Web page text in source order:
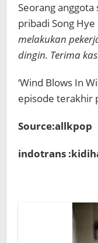
Seorang
pribadi Song
melakukan
dingin. Terima
‘Wind Blows In
episode terakhir
Source:allkpop
indotrans